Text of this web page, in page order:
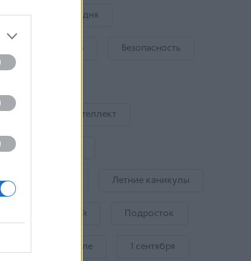
Где отдохнуть сегодня
Кормление грудью Безопасность
Искусственный интеллект
Детский психиатр
Эмоции ребенка Летние каникулы
Безопасность детей Подросток
Подготовка к школе 1 сентября